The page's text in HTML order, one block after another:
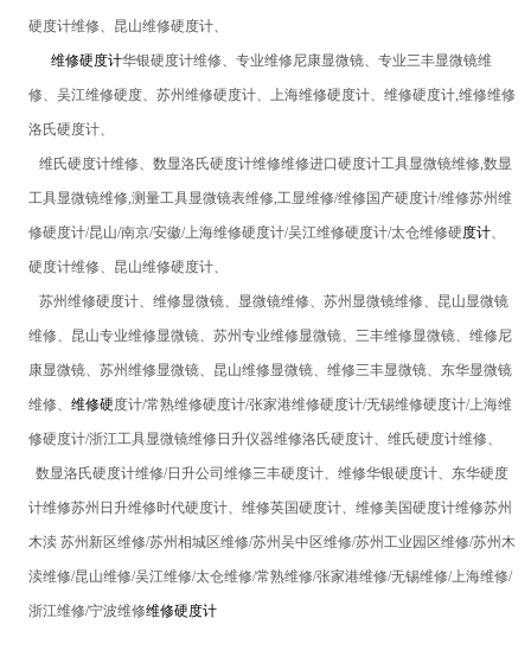
硬度计维修、昆山维修硬度计、
维修硬度计华银硬度计维修、专业维修尼康显微镜、专业三丰显微镜维
修、吴江维修硬度、苏州维修硬度计、上海维修硬度计、 维修硬度计,维修维修
洛氏硬度计、
维氏硬度计维修、数显洛氏硬度计维修维修进口硬度计工具显微镜维修,数显
工具显微镜维修,测量工具显微镜表维修,工显维修/维修国产硬度计/维修苏州 维
修硬度计/昆山/南京/安徽/上海维修硬度计/吴江维修硬度计/太仓维修硬度计、
硬度计维修、昆山维修硬度计、
苏州维修硬度计、维修显微镜、显微镜维修、苏州显微镜维修、昆山显微镜
维修、昆山专业维修显微镜、苏州专业维修显微镜、三丰维修显微镜、维修尼
康显微镜、苏州维修显微镜、昆山维修显微镜、维修三丰显微镜、东华显微镜
维修、 维修硬度计/常熟维修硬度计/张家港维修硬度计/无锡维修硬度计/上海维
修硬度计/浙江工具显微镜维修日升仪器维修洛氏硬度计、维氏硬度计维修、
数显洛氏硬度计维修/日升公司维修三丰硬度计、维修华银硬度计、东华硬度
计维修苏州日升维修时代硬度计、维修英国硬度计、维修美国硬度计维修苏州
木渎 苏州新区维修/苏州相城区维修/苏州吴中区维修/苏州工业园区维修/苏州木
渎维修/昆山维修/吴江维修/太仓维修/常熟维修/张家港维修/无锡维修/上海维修/
浙江维修/宁波维修维修硬度计